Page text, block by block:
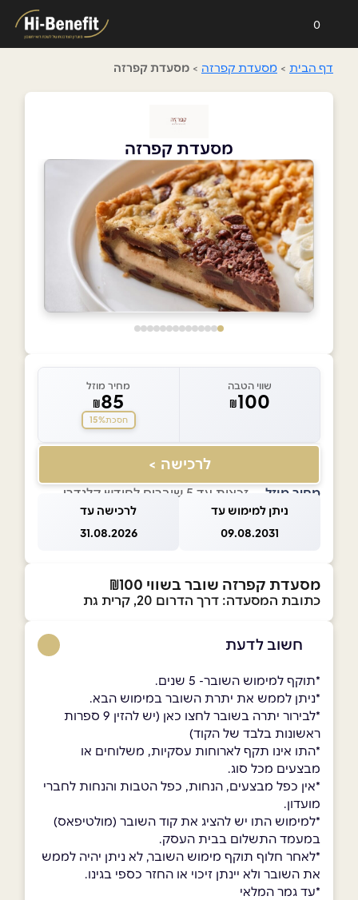
0
דף הבית > מסעדת קפרזה > מסעדת קפרזה
מסעדת קפרזה
שווי הטבה
₪100
מחיר מוזל
₪85
חסכת15%
לרכישה >
מחיר מוזל — זכאות עד 5 שוברים לחודש קלנדרי
ניתן למימוש עד
09.08.2031
לרכישה עד
31.08.2026
מסעדת קפרזה שובר בשווי ₪100
כתובת המסעדה: דרך הדרום 20, קרית גת
חשוב לדעת
*תוקף למימוש השובר- 5 שנים.
*ניתן לממש את יתרת השובר במימוש הבא.
*לבירור יתרה בשובר לחצו כאן (יש להזין 9 ספרות
ראשונות בלבד של הקוד)
*התו אינו תקף לארוחות עסקיות, משלוחים או
מבצעים מכל סוג.
*אין כפל מבצעים, הנחות, כפל הטבות והנחות לחברי
מועדון.
*למימוש התו יש להציג את קוד השובר (מולטיפאס)
במעמד התשלום בבית העסק.
*לאחר חלוף תוקף מימוש השובר, לא ניתן יהיה לממש
את השובר ולא יינתן זיכוי או החזר כספי בגינו.
*עד גמר המלאי